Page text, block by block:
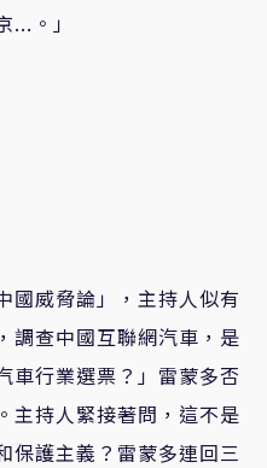
。」
國威脅論」，主持人似有
調查中國互聯網汽車，是
車行業選票？」雷蒙多否
主持人緊接著問，這不是
保護主義？雷蒙多連回三